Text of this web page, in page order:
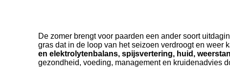
De zomer brengt voor paarden een ander soort
gras dat in de loop van het seizoen verdroogt en weer
en elektrolytenbalans, spijsvertering, huid,
gezondheid, voeding, management en kruidenadvies